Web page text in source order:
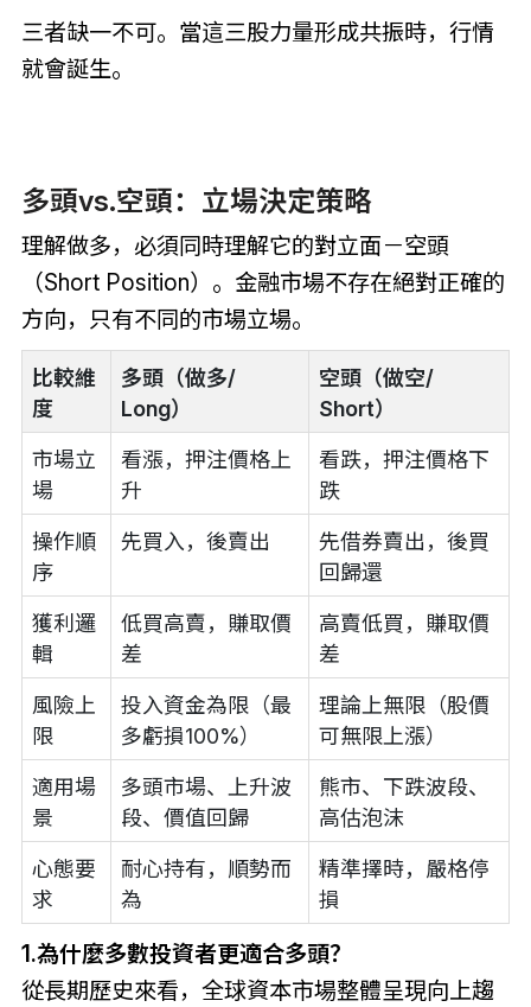
三者缺一不可。當這三股力量形成共振時，行情
就會誕生。
多頭vs.空頭：立場決定策略
理解做多，必須同時理解它的對立面－空頭
（Short Position）。金融市場不存在絕對正確的
方向，只有不同的市場立場。
比較維
度
多頭（做多/
Long）
空頭（做空/
Short）
市場立
場
看漲，押注價格上
升
看跌，押注價格下
跌
操作順
序
先買入，後賣出
先借券賣出，後買
回歸還
獲利邏
輯
低買高賣，賺取價
差
高賣低買，賺取價
差
風險上
限
投入資金為限（最
多虧損100%）
理論上無限（股價
可無限上漲）
適用場
景
多頭市場、上升波
段、價值回歸
熊市、下跌波段、
高估泡沫
心態要
求
耐心持有，順勢而
為
精準擇時，嚴格停
損
1.為什麼多數投資者更適合多頭？
從長期歷史來看，全球資本市場整體呈現向上趨